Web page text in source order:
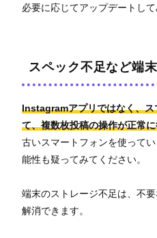
必要に応じてアップデートして
スペック不足など端
Instagramアプリではなく、ス
て、複数枚投稿の操作が正常
古いスマートフォンを使って
能性も疑ってみてください。
端末のストレージ不足は、不
解消できます。